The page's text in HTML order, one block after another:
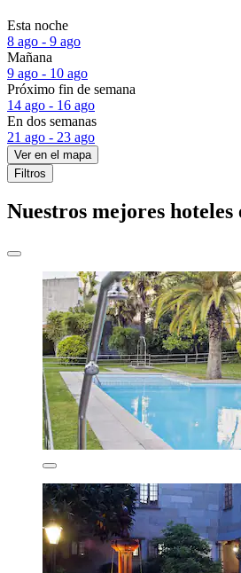
Esta noche
8 ago - 9 ago
Mañana
9 ago - 10 ago
Próximo fin de semana
14 ago - 16 ago
En dos semanas
21 ago - 23 ago
Ver en el mapa
Filtros
Nuestros mejores hoteles